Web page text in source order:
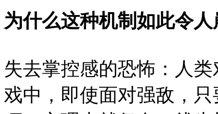
为什么这种机制如此令
失去掌控感的恐怖：人
戏中，即使面对强敌，